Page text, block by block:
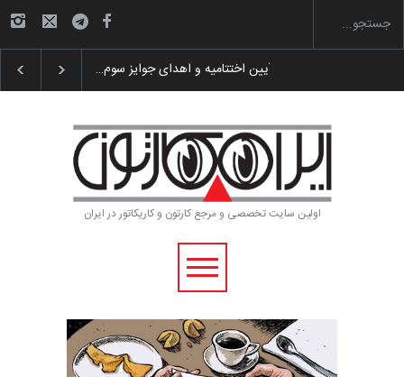
به یاد اردوغان باشول (۱۹۳۶–۲۰۲۶)
اولین سایت تخصصی و مرجع کارتون و کاریکاتور در ایران